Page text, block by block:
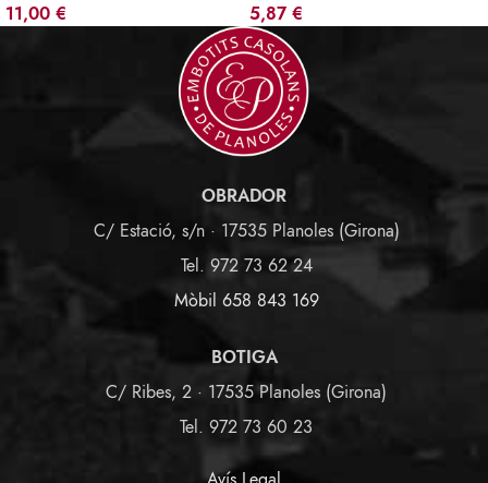
11,00 € 5,87 €
OBRADOR
C/ Estació, s/n · 17535 Planoles (Girona)
Tel. 972 73 62 24
Mòbil 658 843 169
BOTIGA
C/ Ribes, 2 · 17535 Planoles (Girona)
Tel. 972 73 60 23